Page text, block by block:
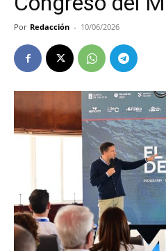
Por Redacción - 10/06/2026